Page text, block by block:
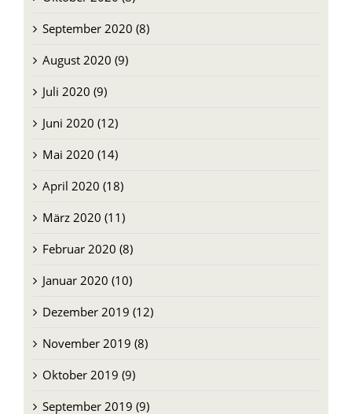
August 2020 (9)
Juli 2020 (9)
Juni 2020 (12)
Mai 2020 (14)
April 2020 (18)
März 2020 (11)
Februar 2020 (8)
Januar 2020 (10)
Dezember 2019 (12)
November 2019 (8)
Oktober 2019 (9)
September 2019 (9)
August 2019 (9)